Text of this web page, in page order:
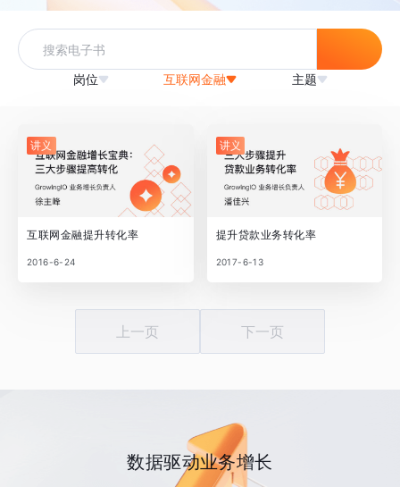
岗位 互联网金融 主题
讲义
互联网金融提升转化率
2016-6-24
讲义
提升贷款业务转化率
2017-6-13
上一页 下一页
数据驱动业务增长